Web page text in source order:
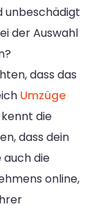
unbeschädigt
der Auswahl
dass das
Umzüge
die
dass dein
auch die
online,